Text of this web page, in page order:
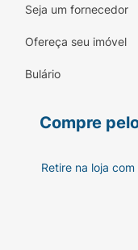
Seja um fornecedor
Ofereça seu imóvel
Bulário
Compre
Retire na loja